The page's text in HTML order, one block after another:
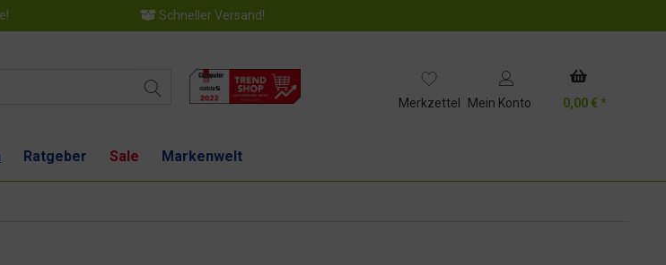
Schneller Versand!
Merkzettel Mein Konto 0,00 € *
Ratgeber Sale Markenwelt